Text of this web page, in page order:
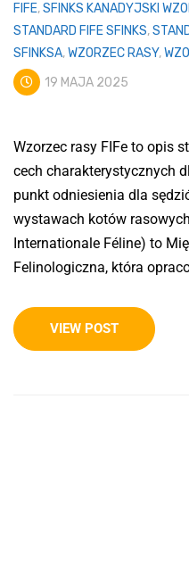
FIFE,SFINKS KANADYJSKI
STANDARD FIFE SFINKS,
SFINKSA,WZORZEC RASY,
19 MAJA 2025
Wzorzec rasy FIFe to opis
cech charakterystycznych
punkt odniesienia dla
wystawach kotów
Internationale Féline) to
Felinologiczna, która
VIEW POST